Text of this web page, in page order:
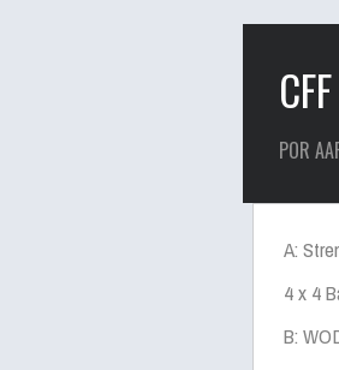
POR
A:
4 x 4
B: